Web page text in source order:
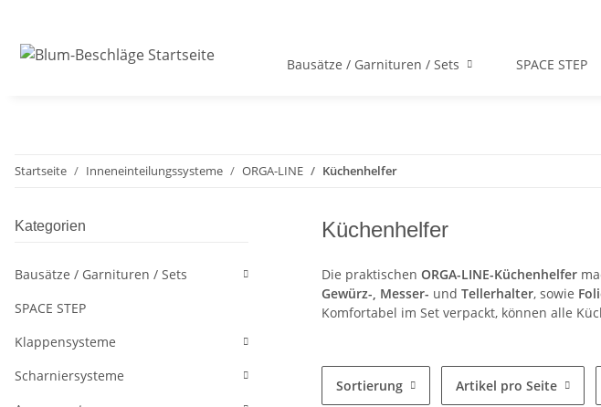
Bausätze / Garnituren / Sets SPACE STEP
Startseite Inneneinteilungssysteme ORGA-LINE Küchenhelfer
Küchenhelfer
Die praktischen ORGA-LINE-Küchenhelfer
Gewürz-, Messer- und Tellerhalter, sowie
Komfortabel im Set verpackt, können alle
Sortierung Artikel pro Seite
Kategorien
Bausätze / Garnituren / Sets
SPACE STEP
Klappensysteme
Scharniersysteme